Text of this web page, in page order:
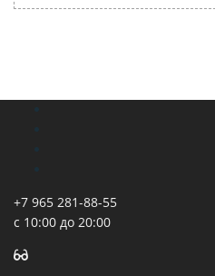
+7 965 281-88-55
с 10:00 до 20:00